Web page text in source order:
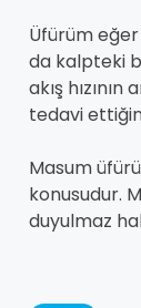
Üfürüm
da kalpteki
akış
tedavi
Masum
konusudur.
duyulmaz